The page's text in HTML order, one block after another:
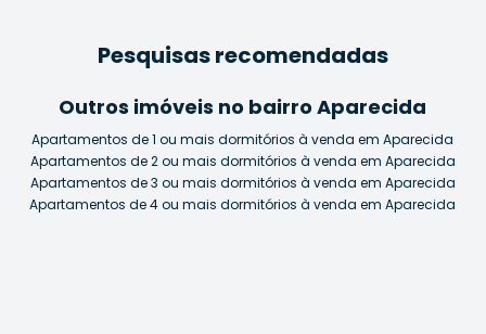
Pesquisas recomendadas
Outros imóveis no bairro Aparecida
Apartamentos de 1 ou mais dormitórios à venda em Aparecida
Apartamentos de 2 ou mais dormitórios à venda em Aparecida
Apartamentos de 3 ou mais dormitórios à venda em Aparecida
Apartamentos de 4 ou mais dormitórios à venda em Aparecida